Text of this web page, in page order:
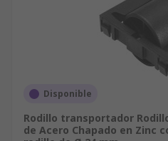
Disponible
Rodillo transportador
de Acero Chapado en Zinc